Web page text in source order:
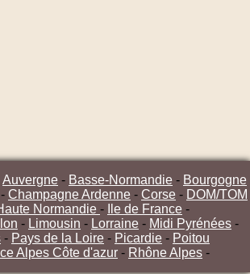
Auvergne - Basse-Normandie - Bourgogne
- Champagne Ardenne - Corse - DOM/TOM
Normandie - Ile de France -
- Limousin - Lorraine - Midi Pyrénées -
- Pays de la Loire - Picardie - Poitou
Alpes Côte d'azur - Rhône Alpes -